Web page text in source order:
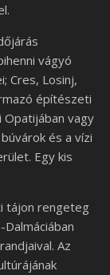
vágyó
Cres, Losinj,
építészeti
vagy
és a vízi
Egy kis
tájon rengeteg
Az